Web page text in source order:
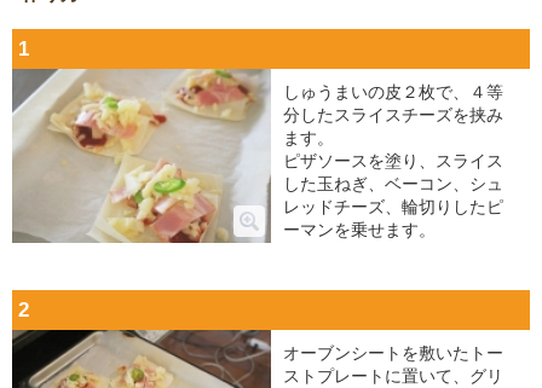
1
しゅうまいの皮２枚で、４等
分したスライスチーズを挟み
ます。
ピザソースを塗り、スライス
した玉ねぎ、ベーコン、シュ
レッドチーズ、輪切りしたピ
ーマンを乗せます。
2
オーブンシートを敷いたトー
ストプレートに置いて、グリ